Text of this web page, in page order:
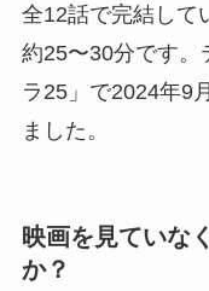
全12話で完結して
約25〜30分です。
ラ25」で2024年9
ました。
映画を見ていな
か？